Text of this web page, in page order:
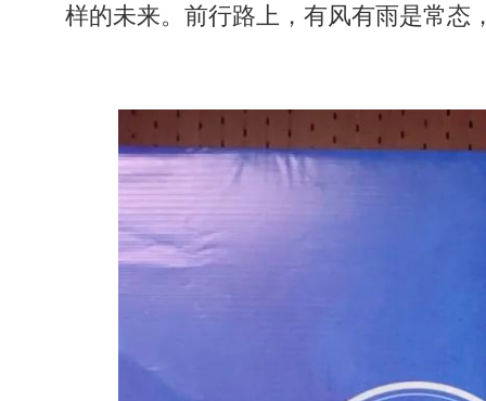
样的未来。前行路上，有风有雨是常态